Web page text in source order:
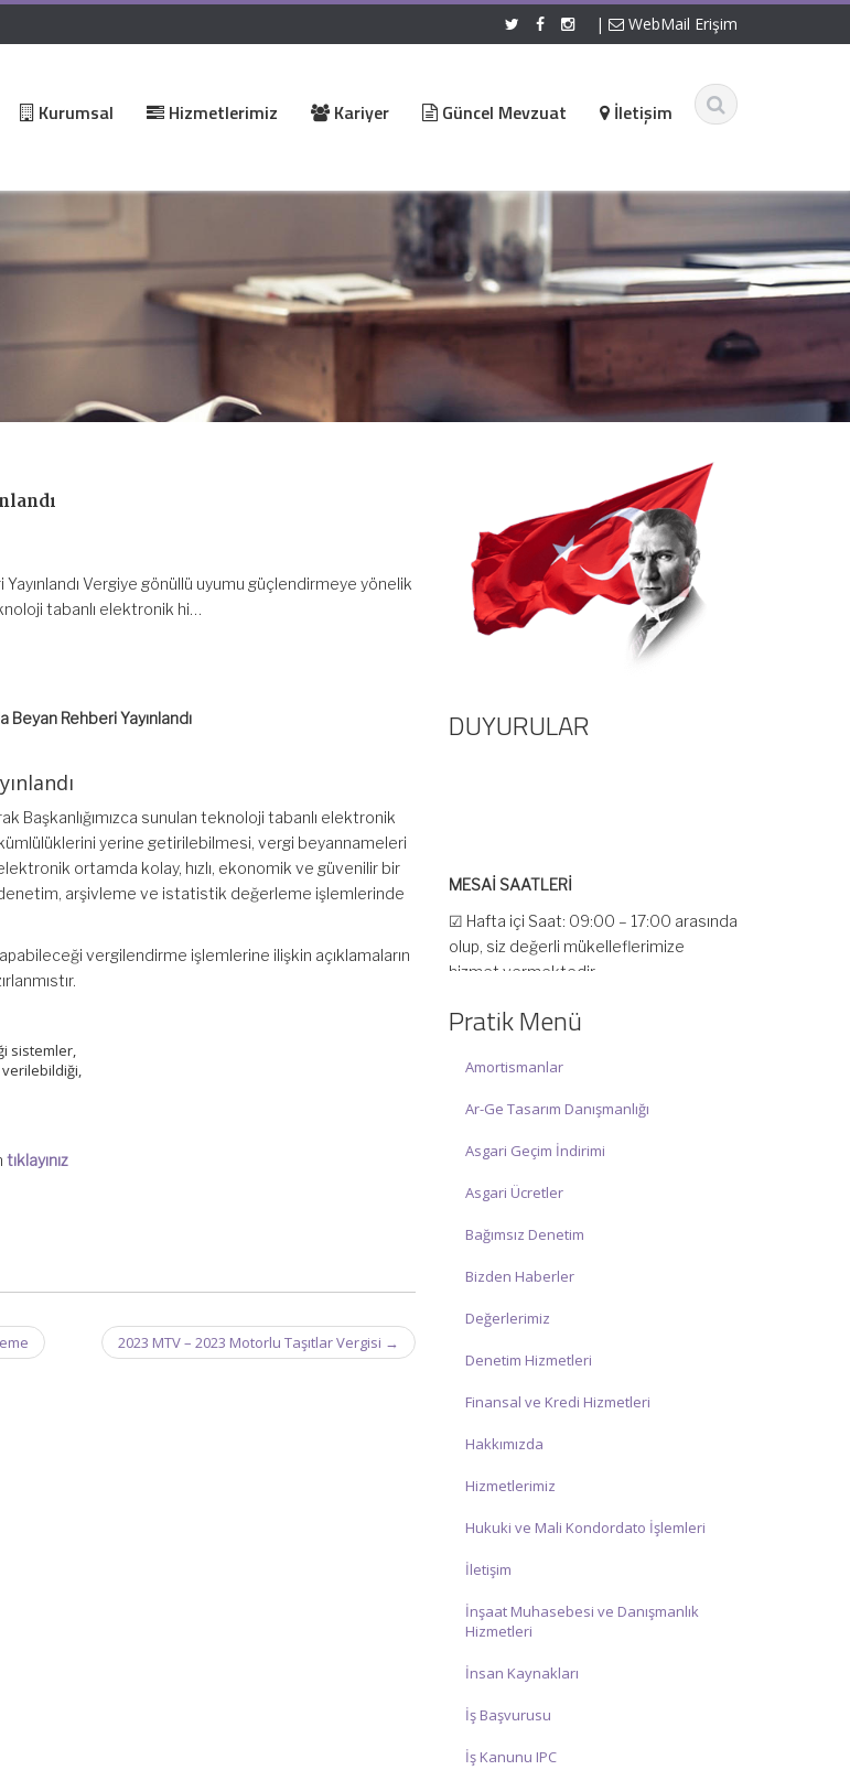
| WebMail Erişim
Kurumsal Hizmetlerimiz Kariyer Güncel Mevzuat İletişim
Vergiye gönüllü uyumu güçlendirmeye yönelik
tabanlı elektronik hi…
Rehberi Yayınlandı
Başkanlığımızca sunulan teknoloji tabanlı elektronik
yerine getirilebilmesi, vergi beyannameleri
ortamda kolay, hızlı, ekonomik ve güvenilir bir
denetim, arşivleme ve istatistik değerleme işlemlerinde
vergilendirme işlemlerine ilişkin açıklamaların
sistemler,
tıklayınız
2023 MTV – 2023 Motorlu Taşıtlar Vergisi →
DUYURULAR
olup, siz değerli mükelleflerimize
hizmet vermektedir.
10:00 – 15:00 arasında olup, siz değerli
İlgi ve anlayışınız için İNCİ MUHASEBE
MÜŞAVİRLİK Ailesi olarak teşekkür
Pratik Menü
Amortismanlar
Ar-Ge Tasarım Danışmanlığı
Asgari Geçim İndirimi
Asgari Ücretler
Bağımsız Denetim
Bizden Haberler
Değerlerimiz
Denetim Hizmetleri
Finansal ve Kredi Hizmetleri
Hakkımızda
Hizmetlerimiz
Hukuki ve Mali Kondordato İşlemleri
İletişim
İnşaat Muhasebesi ve Danışmanlık
Hizmetleri
İnsan Kaynakları
İş Başvurusu
İş Kanunu IPC